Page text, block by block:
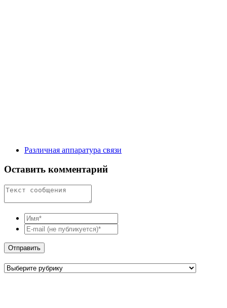
Различная аппаратура связи
Оставить комментарий